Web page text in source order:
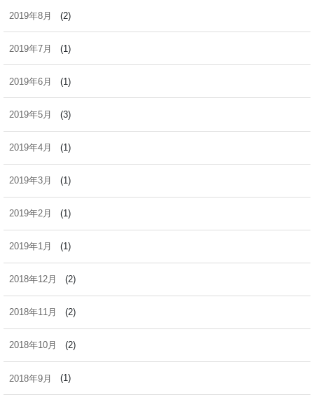
2019年8月 (2)
2019年7月 (1)
2019年6月 (1)
2019年5月 (3)
2019年4月 (1)
2019年3月 (1)
2019年2月 (1)
2019年1月 (1)
2018年12月 (2)
2018年11月 (2)
2018年10月 (2)
2018年9月 (1)